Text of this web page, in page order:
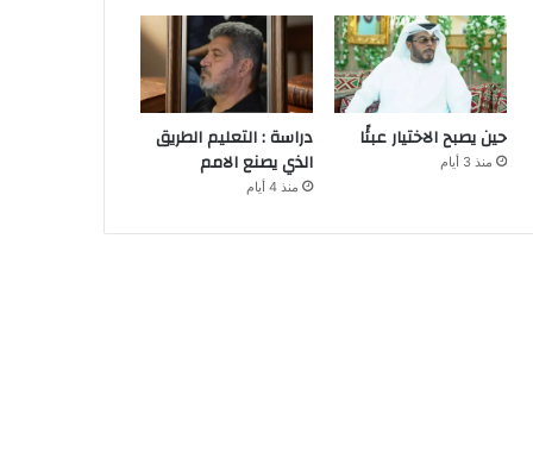
حين يصبح الاختيار عبئًا
منذ 3 أيام
دراسة : التعليم الطريق
الذي يصنع الامم
منذ 4 أيام